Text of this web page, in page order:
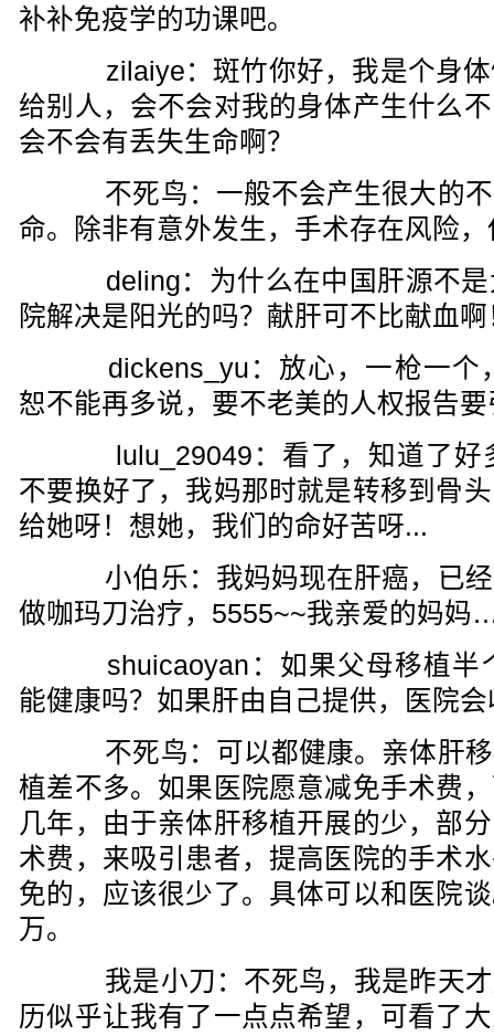
补补免疫学的功课吧。
zilaiye：斑竹你好，我是个身体
给别人，会不会对我的身体产生什么
会不会有丢失生命啊？
不死鸟：一般不会产生很大的不
命。除非有意外发生，手术存在风险
deling：为什么在中国肝源不是
院解决是阳光的吗？献肝可不比献血啊
dickens_yu：放心，一枪一个
恕不能再多说，要不老美的人权报告
lulu_29049：看了，知道了好
不要换好了，我妈那时就是转移到骨
给她呀！想她，我们的命好苦呀...
小伯乐：我妈妈现在肝癌，已经
做咖玛刀治疗，5555~~我亲爱的妈
shuicaoyan：如果父母移植半
能健康吗？如果肝由自己提供，医院
不死鸟：可以都健康。亲体肝移
植差不多。如果医院愿意减免手术费
几年，由于亲体肝移植开展的少，部
术费，来吸引患者，提高医院的手术
免的，应该很少了。具体可以和医院
万。
我是小刀：不死鸟，我是昨天才
历似乎让我有了一点点希望，可看了